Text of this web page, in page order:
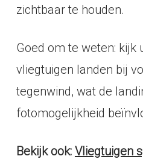
zichtbaar te houden.
Goed om te weten: kijk
vliegtuigen landen bij
tegenwind, wat de
fotomogelijkheid
Bekijk ook: Vliegtuigen